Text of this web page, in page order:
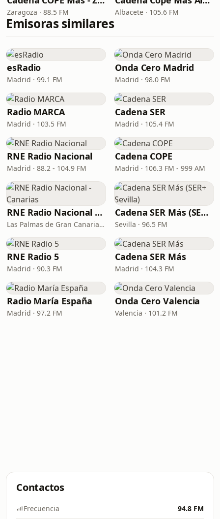
Zaragoza · 88.5 FM Albacete · 105.6 FM
Emisoras similares
esRadio
Madrid · 99.1 FM
Onda Cero Madrid
Madrid · 98.0 FM
Radio MARCA
Madrid · 103.5 FM
Cadena SER
Madrid · 105.4 FM
RNE Radio Nacional
Madrid · 88.2 - 104.9 FM
Cadena COPE
Madrid · 106.3 FM - 999 AM
RNE Radio Nacional - Canarias
Las Palmas de Gran Canaria · 92.8 FM
Cadena SER Más (SER+ Sevilla)
Sevilla · 96.5 FM
RNE Radio 5
Madrid · 90.3 FM
Cadena SER Más
Madrid · 104.3 FM
Radio María España
Madrid · 97.2 FM
Onda Cero Valencia
Valencia · 101.2 FM
Contactos
Frecuencia 94.8 FM